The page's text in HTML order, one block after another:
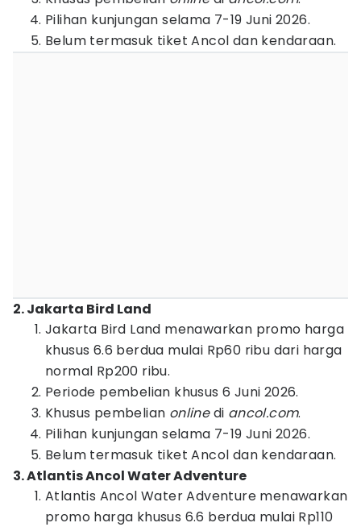
Pilihan kunjungan selama 7-19 Juni 2026.
Belum termasuk tiket Ancol dan kendaraan.
2. Jakarta Bird Land
Jakarta Bird Land menawarkan promo harga
khusus 6.6 berdua mulai Rp60 ribu dari harga
normal Rp200 ribu.
Periode pembelian khusus 6 Juni 2026.
Khusus pembelian onlinedi ancol.com.
Pilihan kunjungan selama 7-19 Juni 2026.
Belum termasuk tiket Ancol dan kendaraan.
3. Atlantis Ancol Water Adventure
Atlantis Ancol Water Adventure menawarkan
promo harga khusus 6.6 berdua mulai Rp110